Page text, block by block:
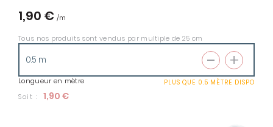
1,90 €
Tous nos produits sont vendus par multiple de 25 cm
Longueur en mètre PLUS QUE 0.5 MÈTRE DISPO
Soit : 1,90 €